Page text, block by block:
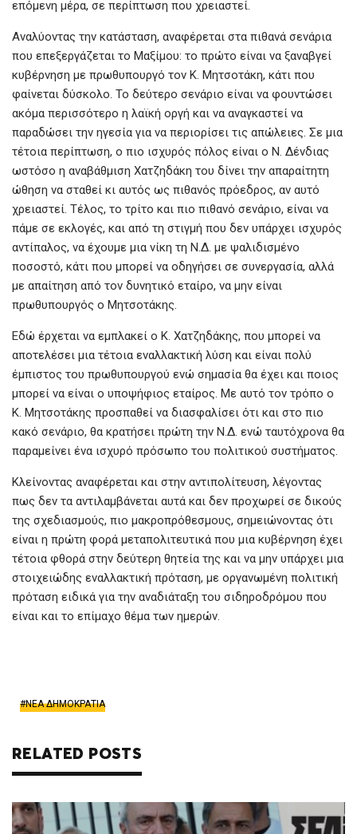
επόμενη μέρα, σε περίπτωση που χρειαστεί.
Αναλύοντας την κατάσταση, αναφέρεται στα πιθανά σενάρια
που επεξεργάζεται το Μαξίμου: το πρώτο είναι να ξαναβγεί
κυβέρνηση με πρωθυπουργό τον Κ. Μητσοτάκη, κάτι που
φαίνεται δύσκολο. Το δεύτερο σενάριο είναι να φουντώσει
ακόμα περισσότερο η λαϊκή οργή και να αναγκαστεί να
παραδώσει την ηγεσία για να περιορίσει τις απώλειες. Σε μια
τέτοια περίπτωση, ο πιο ισχυρός πόλος είναι ο Ν. Δένδιας
ωστόσο η αναβάθμιση Χατζηδάκη του δίνει την απαραίτητη
ώθηση να σταθεί κι αυτός ως πιθανός πρόεδρος, αν αυτό
χρειαστεί. Τέλος, το τρίτο και πιο πιθανό σενάριο, είναι να
πάμε σε εκλογές, και από τη στιγμή που δεν υπάρχει ισχυρός
αντίπαλος, να έχουμε μια νίκη τη Ν.Δ. με ψαλιδισμένο
ποσοστό, κάτι που μπορεί να οδηγήσει σε συνεργασία, αλλά
με απαίτηση από τον δυνητικό εταίρο, να μην είναι
πρωθυπουργός ο Μητσοτάκης.
Εδώ έρχεται να εμπλακεί ο Κ. Χατζηδάκης, που μπορεί να
αποτελέσει μια τέτοια εναλλακτική λύση και είναι πολύ
έμπιστος του πρωθυπουργού ενώ σημασία θα έχει και ποιος
μπορεί να είναι ο υποψήφιος εταίρος. Με αυτό τον τρόπο ο
Κ. Μητσοτάκης προσπαθεί να διασφαλίσει ότι και στο πιο
κακό σενάριο, θα κρατήσει πρώτη την Ν.Δ. ενώ ταυτόχρονα θα
παραμείνει ένα ισχυρό πρόσωπο του πολιτικού συστήματος.
Κλείνοντας αναφέρεται και στην αντιπολίτευση, λέγοντας
πως δεν τα αντιλαμβάνεται αυτά και δεν προχωρεί σε δικούς
της σχεδιασμούς, πιο μακροπρόθεσμους, σημειώνοντας ότι
είναι η πρώτη φορά μεταπολιτευτικά που μια κυβέρνηση έχει
τέτοια φθορά στην δεύτερη θητεία της και να μην υπάρχει μια
στοιχειώδης εναλλακτική πρόταση, με οργανωμένη πολιτική
πρόταση ειδικά για την αναδιάταξη του σιδηροδρόμου που
είναι και το επίμαχο θέμα των ημερών.
ΝΕΑ ΔΗΜΟΚΡΑΤΙΑ
RELATED POSTS